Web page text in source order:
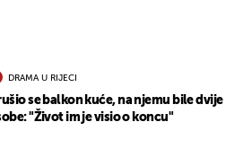
DRAMA U RIJECI
se balkon kuće, na njemu bile dvije
"Život im je visio o koncu"